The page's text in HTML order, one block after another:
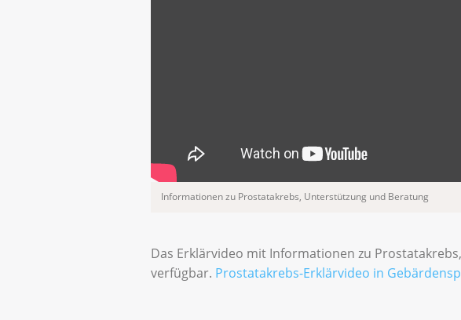
Informationen zu Prostatakrebs, Unterstützung und Beratung
Das Erklärvideo mit Informationen zu
verfügbar. Prostatakrebs-Erklärvideo in